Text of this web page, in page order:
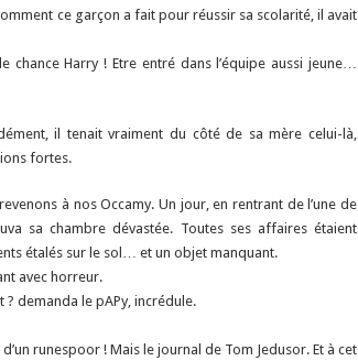
ce garçon a fait pour réussir sa scolarité, il avait
chance Harry ! Etre entré dans l’équipe aussi jeune…
il tenait vraiment du côté de sa mère celui-là,
fortes.
à nos Occamy. Un jour, en rentrant de l’une de
sa chambre dévastée. Toutes ses affaires étaient
étalés sur le sol… et un objet manquant.
avec horreur.
? demanda le pAPy, incrédule.
runespoor ! Mais le journal de Tom Jedusor. Et à cet